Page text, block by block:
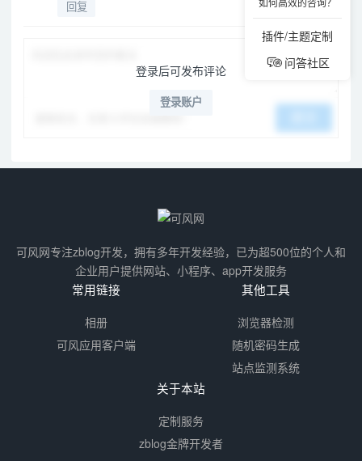
回复
登录后可发布评论
登录账户
可风网专注zblog开发，拥有多年开发经验，已为超500位的个人和
企业用户提供网站、小程序、app开发服务
常用链接
相册
可风应用客户端
其他工具
浏览器检测
随机密码生成
站点监测系统
关于本站
定制服务
zblog金牌开发者
插件/主题定制
问答社区